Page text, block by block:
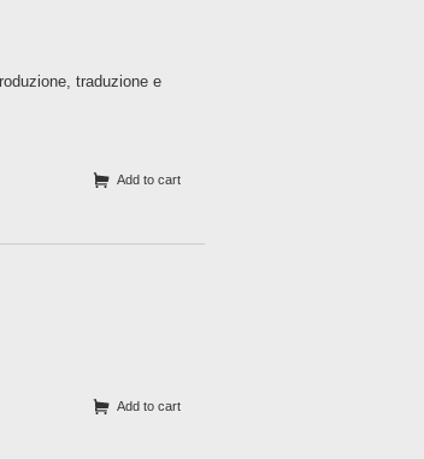
traduzione e
Add to cart
Add to cart